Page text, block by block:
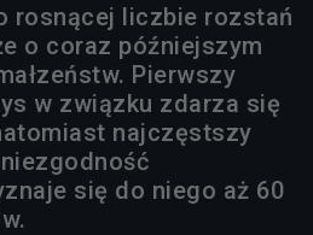
rosnącej liczbie rozstań
o coraz późniejszym
Pierwszy
w związku zdarza się
najczęstszy
się do niego aż 60